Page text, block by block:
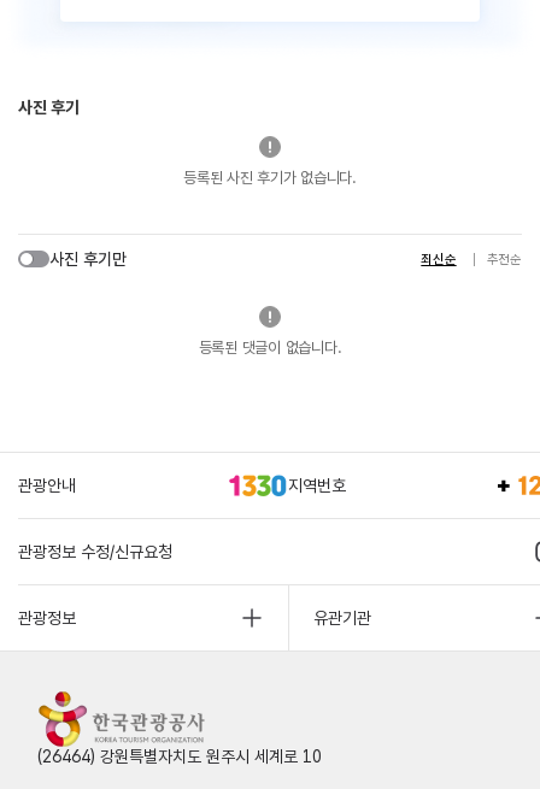
사진 후기
등록된 사진 후기가 없습니다.
사진 후기만 최신순 추천순
등록된 댓글이 없습니다.
관광안내 지역번호
관광정보 수정/신규요청
관광정보 유관기관
(26464) 강원특별자치도 원주시 세계로 10